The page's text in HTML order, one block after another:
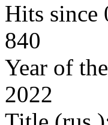
Hits since
840
Year of
2022